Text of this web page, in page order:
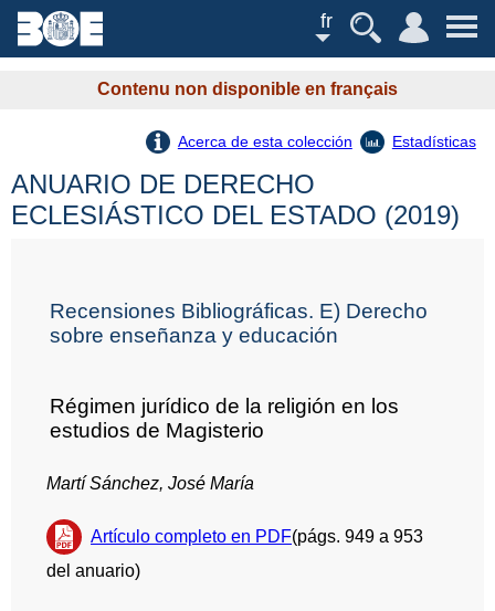
fr
Contenu non disponible en français
Acerca de esta colección Estadísticas
ANUARIO DE DERECHO
ECLESIÁSTICO DEL ESTADO (2019)
Recensiones Bibliográficas. E) Derecho
sobre enseñanza y educación
Régimen jurídico de la religión en los
estudios de Magisterio
Martí Sánchez, José María
Artículo completo en PDF(págs. 949 a 953
del anuario)